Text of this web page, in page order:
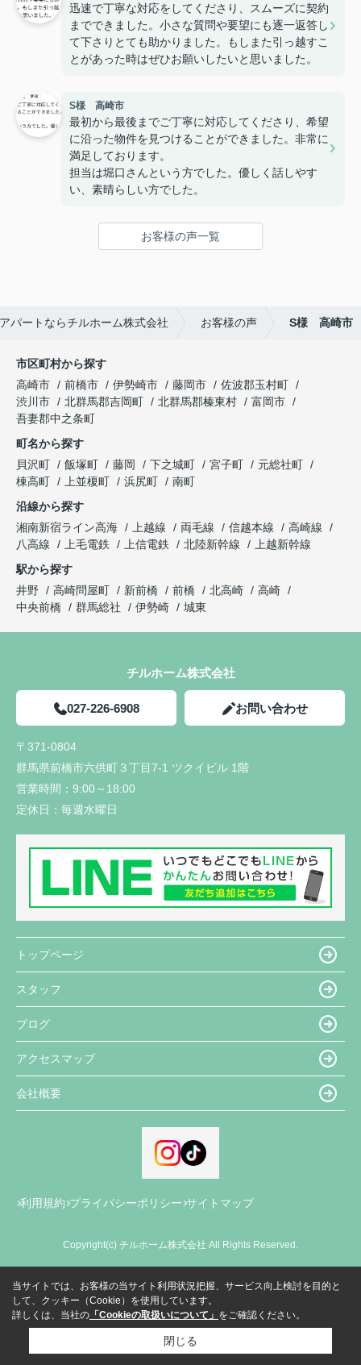
迅速で丁寧な対応をしてくださり、スムーズに契約
までできました。小さな質問や要望にも逐一返答し
て下さりとても助かりました。もしまた引っ越すこ
とがあった時はぜひお願いしたいと思いました。
S様 高崎市
最初から最後までご丁寧に対応してくださり、希望
に沿った物件を見つけることができました。非常に
満足しております。
担当は堀口さんという方でした。優しく話しやす
い、素晴らしい方でした。
お客様の声一覧
パートならチルホーム株式会社 お客様の声 S様 高崎市
市区町村から探す
高崎市
前橋市 伊勢崎市 藤岡市
佐波郡玉村町
渋川市
北群馬郡吉岡町 北群馬郡榛東村
富岡市
吾妻郡中之条町
町名から探す
貝沢町
飯塚町 藤岡 下之城町 宮子町
元総社町
棟高町
上並榎町 浜尻町
南町
沿線から探す
湘南新宿ライン高海
上越線 両毛線 信越本線
高崎線
八高線
上毛電鉄 上信電鉄 北陸新幹線
上越新幹線
駅から探す
井野
高崎問屋町 新前橋 前橋 北高崎
高崎
中央前橋
群馬総社 伊勢崎 城東
チルホーム株式会社
027-226-6908 お問い合わせ
〒371-0804
群馬県前橋市六供町３丁目7-1 ツクイビル 1階
営業時間： 9:00～18:00
定休日： 毎週水曜日
トップページ
スタッフ
ブログ
アクセスマップ
会社概要
利用規約 プライバシーポリシー サイトマップ
Copyright(c) チルホーム株式会社 All Rights Reserved.
当サイトでは、お客様の当サイト利用状況把握、サービス向上検討を目的と
して、クッキー（Cookie）を使用しています。
詳しくは、当社の 「Cookieの取扱いについて」 をご確認ください。
閉じる